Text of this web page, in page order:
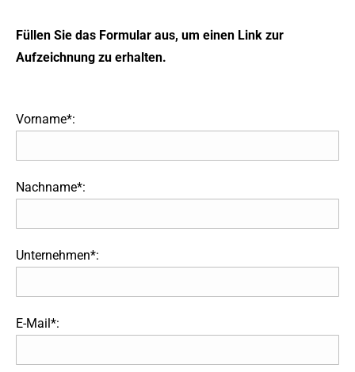
Füllen Sie das Formular aus, um einen Link zur
Aufzeichnung zu erhalten.
Vorname*:
Nachname*:
Unternehmen*:
E-Mail*: